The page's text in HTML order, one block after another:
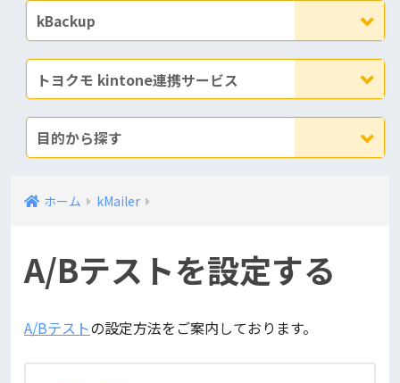
kBackup
トヨクモ kintone連携サービス
目的から探す
ホーム kMailer
A/Bテストを設定する
A/Bテストの設定方法をご案内しております。